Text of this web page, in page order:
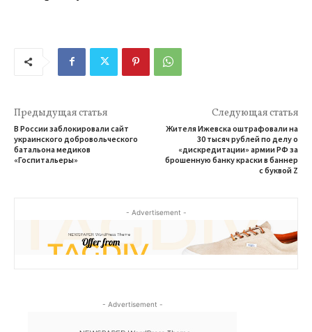
Предыдущая статья
В России заблокировали сайт
украинского добровольческого
батальона медиков
«Госпитальеры»
Следующая статья
Жителя Ижевска оштрафовали на
30 тысяч рублей по делу о
«дискредитации» армии РФ за
брошенную банку краски в баннер
с буквой Z
- Advertisement -
- Advertisement -